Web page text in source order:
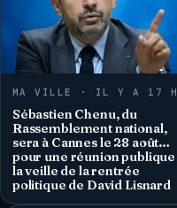
MA VILLE · IL Y A 17 H
Sébastien Chenu, du
Rassemblement national,
sera à Cannes le 28 août…
pour une réunion publique
la veille de la rentrée
politique de David Lisnard